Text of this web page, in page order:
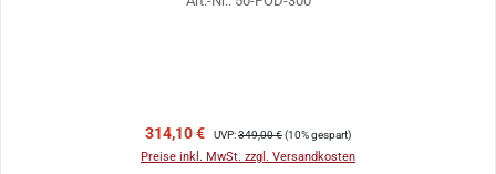
Verkaufspreis:
314,10 € Regulärer Preis:
UVP:349,00 €(10% gespart)
Preise inkl. MwSt. zzgl. Versandkosten